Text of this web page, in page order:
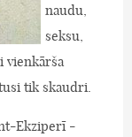
naudu,
seksu,
vienkārša
tik skaudri.
Ekziperī -